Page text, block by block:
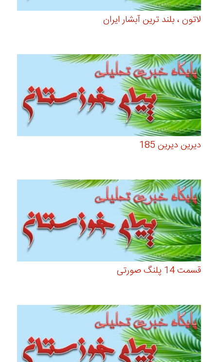
لاتون ، بلند ترین آبشار ایران
دیرین دیرین 185
قسمت 14 پلنگ صورتی